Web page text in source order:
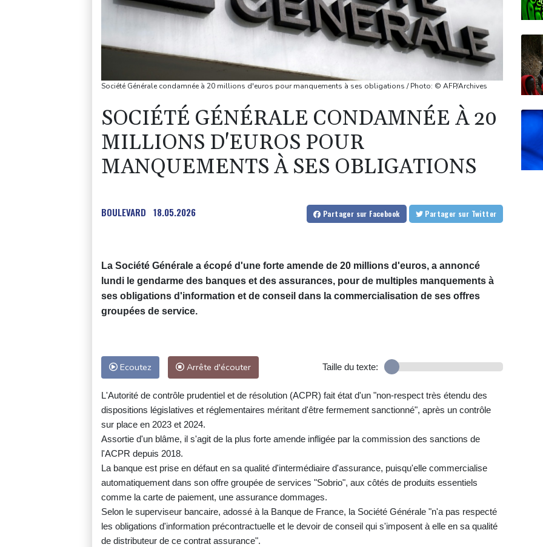
Société Générale condamnée à 20 millions d'euros pour manquements à ses obligations / Photo: © AFP/Archives
SOCIÉTÉ GÉNÉRALE CONDAMNÉE À 20
MILLIONS D'EUROS POUR
MANQUEMENTS À SES OBLIGATIONS
BOULEVARD 18.05.2026 Partager sur Facebook Partager sur Twitter
La Société Générale a écopé d'une forte amende de 20 millions d'euros, a annoncé
lundi le gendarme des banques et des assurances, pour de multiples manquements à
ses obligations d'information et de conseil dans la commercialisation de ses offres
groupées de service.
Ecoutez Arrête d'écouter Taille du texte:
L'Autorité de contrôle prudentiel et de résolution (ACPR) fait état d'un "non-respect très étendu des
dispositions législatives et réglementaires méritant d'être fermement sanctionné", après un contrôle
sur place en 2023 et 2024.
Assortie d'un blâme, il s'agit de la plus forte amende infligée par la commission des sanctions de
l'ACPR depuis 2018.
La banque est prise en défaut en sa qualité d'intermédiaire d'assurance, puisqu'elle commercialise
automatiquement dans son offre groupée de services "Sobrio", aux côtés de produits essentiels
comme la carte de paiement, une assurance dommages.
Selon le superviseur bancaire, adossé à la Banque de France, la Société Générale "n'a pas respecté
les obligations d'information précontractuelle et le devoir de conseil qui s'imposent à elle en sa qualité
de distributeur de ce contrat assurance".